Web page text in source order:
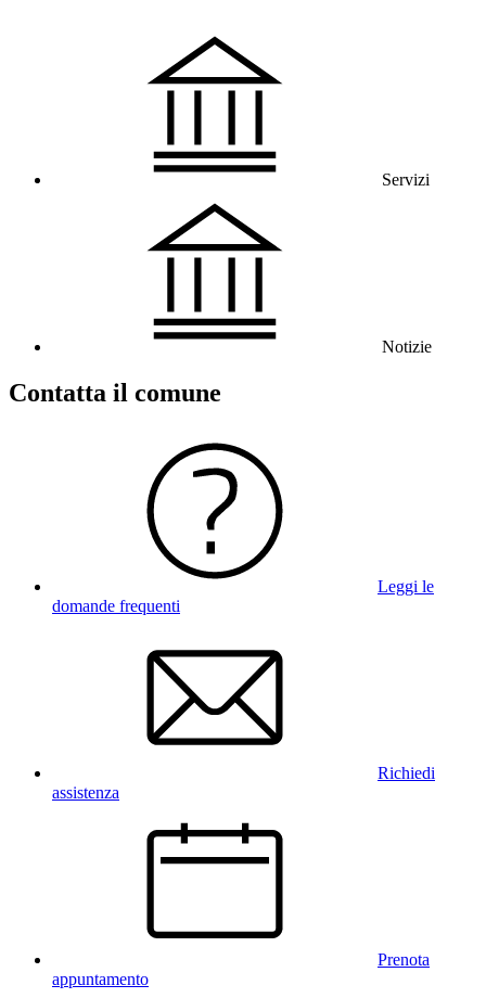
Servizi
Notizie
Contatta il comune
Leggi le
domande frequenti
Richiedi
assistenza
Prenota
appuntamento